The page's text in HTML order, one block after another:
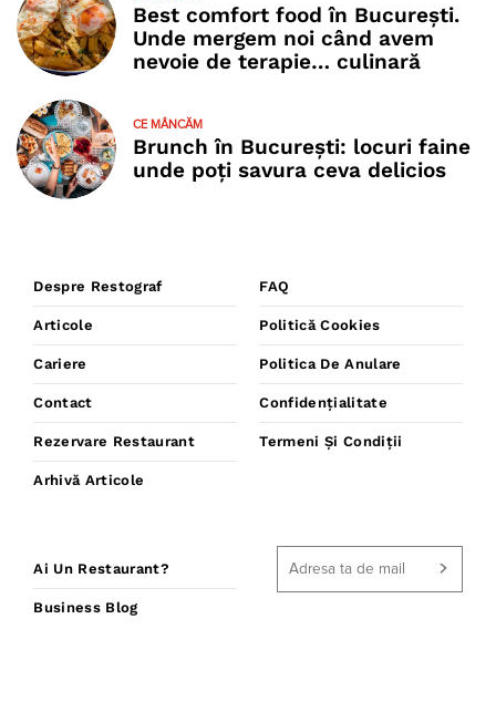
Best comfort food în București.
Unde mergem noi când avem
nevoie de terapie… culinară
CE MÂNCĂM
Brunch în București: locuri faine
unde poţi savura ceva delicios
Despre Restograf
Articole
Cariere
Contact
Rezervare Restaurant
Arhivă Articole
FAQ
Politică Cookies
Politica De Anulare
Confidențialitate
Termeni Și Condiții
Ai Un Restaurant?
Business Blog